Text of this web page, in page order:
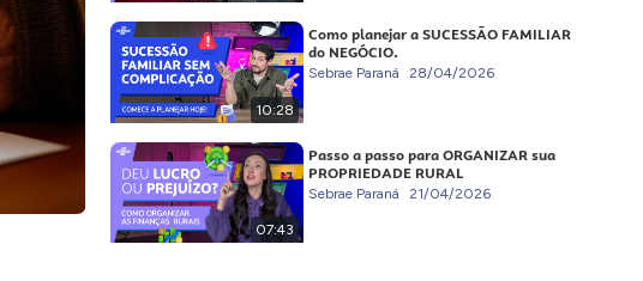
10:28
Como planejar a SUCESSÃO FAMILIAR
do NEGÓCIO.
Sebrae Paraná 28/04/2026
07:43
Passo a passo para ORGANIZAR sua
PROPRIEDADE RURAL
Sebrae Paraná 21/04/2026